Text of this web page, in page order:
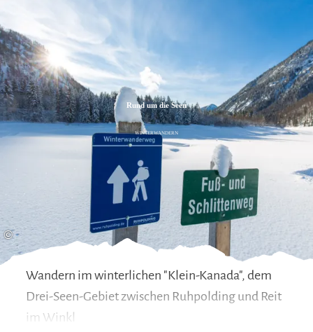
©
Rund um die Seen
WINTERWANDERN
Wandern im winterlichen "Klein-Kanada", dem
Drei-Seen-Gebiet zwischen Ruhpolding und Reit
im Winkl